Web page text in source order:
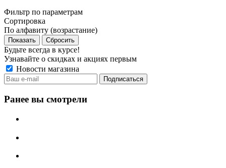
Фильтр по параметрам
Сортировка
По алфавиту (возрастание)
Сбросить
Будьте всегда в курсе!
Узнавайте о скидках и акциях первым
Новости магазина
Ранее вы смотрели